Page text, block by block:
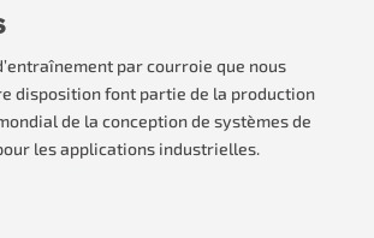
par courroie que nous
disposition font partie de la production
de la conception de systèmes de
les applications industrielles.